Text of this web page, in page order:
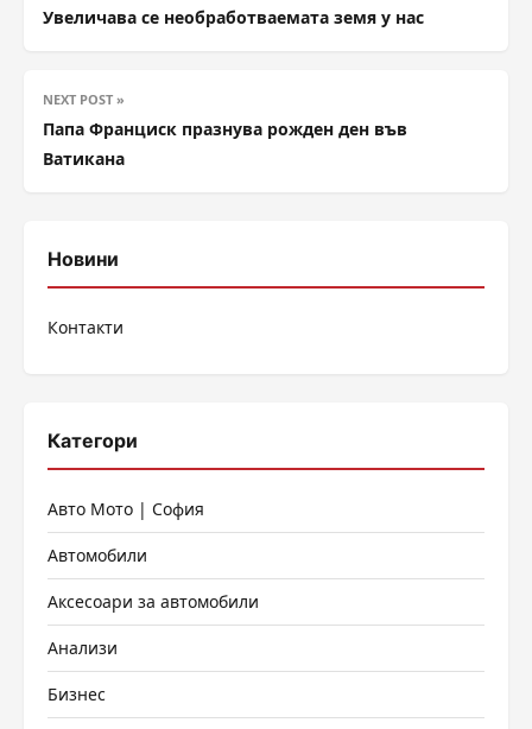
Увеличава се необработваемата земя у нас
NEXT POST »
Папа Франциск празнува рожден ден във
Ватикана
Новини
Контакти
Категори
Авто Мото | София
Автомобили
Аксесоари за автомобили
Анализи
Бизнес